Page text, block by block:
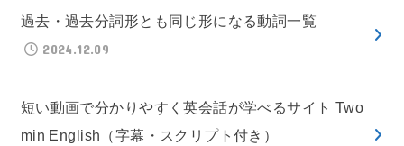
過去・過去分詞形とも同じ形になる動詞一覧
2024.12.09
短い動画で分かりやすく英会話が学べるサイト Two
min English（字幕・スクリプト付き）